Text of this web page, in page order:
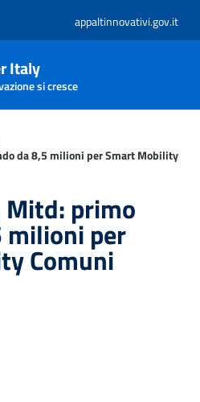
appaltinnovativi.gov.it
Italy
si cresce
da 8,5 milioni per Smart Mobility
Mitd: primo
milioni per
Comuni